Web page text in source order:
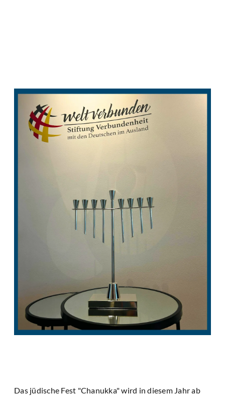
Das jüdische Fest "Chanukka" wird in diesem Jahr ab